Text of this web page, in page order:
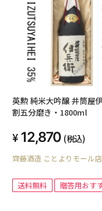
英勲 純米大吟醸 井筒屋
割五分磨き・1800ml
12,870 (税込)
齊藤酒造 ことよりモール店
送料無料 贈答用おす